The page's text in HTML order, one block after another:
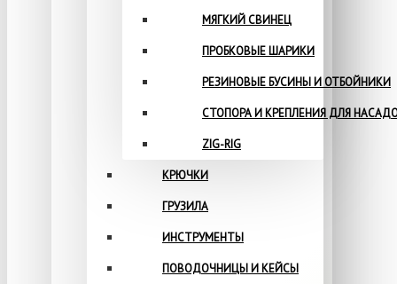
МЯГКИЙ СВИНЕЦ
ПРОБКОВЫЕ ШАРИКИ
РЕЗИНОВЫЕ БУСИНЫ И ОТБОЙНИКИ
СТОПОРА И КРЕПЛЕНИЯ ДЛЯ
ZIG-RIG
КРЮЧКИ
ГРУЗИЛА
ИНСТРУМЕНТЫ
ПОВОДОЧНИЦЫ И КЕЙСЫ